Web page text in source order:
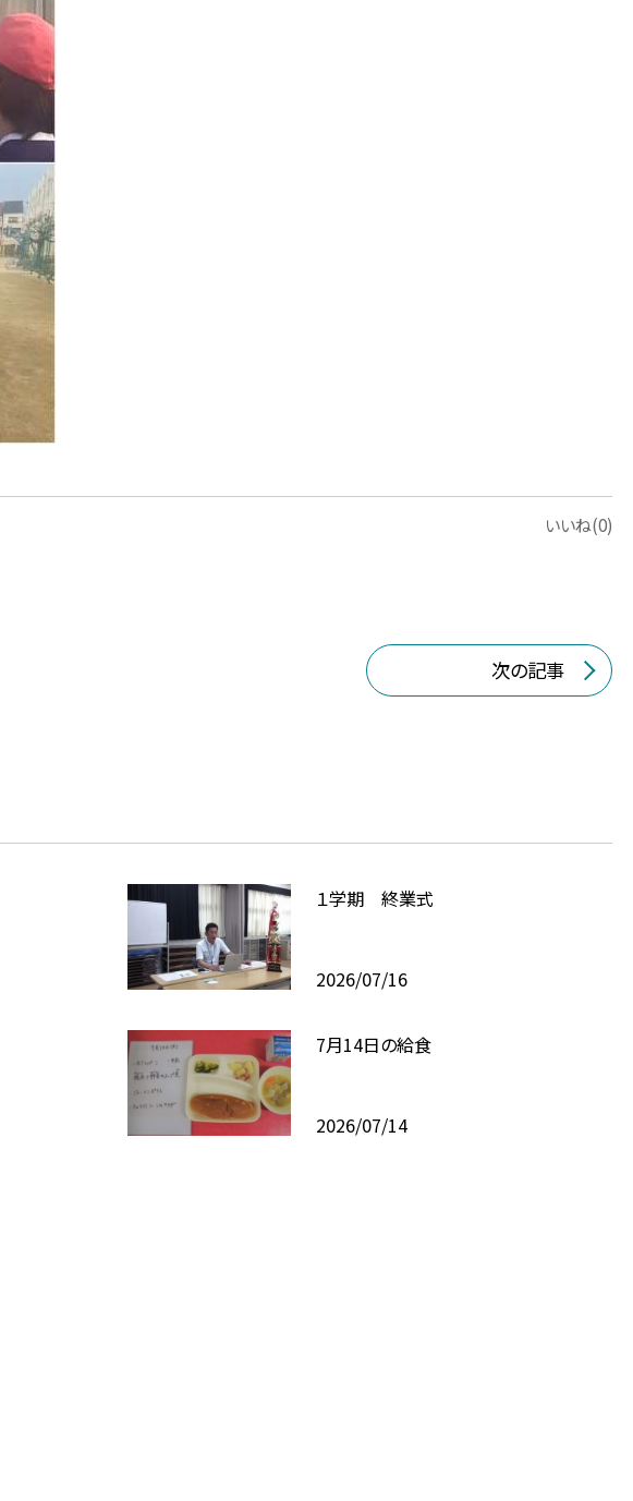
いいね(0)
次の記事
１学期 終業式
2026/07/16
7月14日の給食
2026/07/14